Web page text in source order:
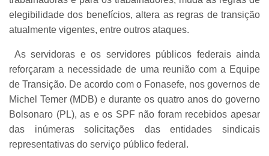
elegibilidade dos benefícios, altera as regras de transição
atualmente vigentes, entre outros ataques.
As servidoras e os servidores públicos federais ainda
reforçaram a necessidade de uma reunião com a Equipe
de Transição. De acordo com o Fonasefe, nos governos de
Michel Temer (MDB) e durante os quatro anos do governo
Bolsonaro (PL), as e os SPF não foram recebidos apesar
das inúmeras solicitações das entidades sindicais
representativas do serviço público federal.